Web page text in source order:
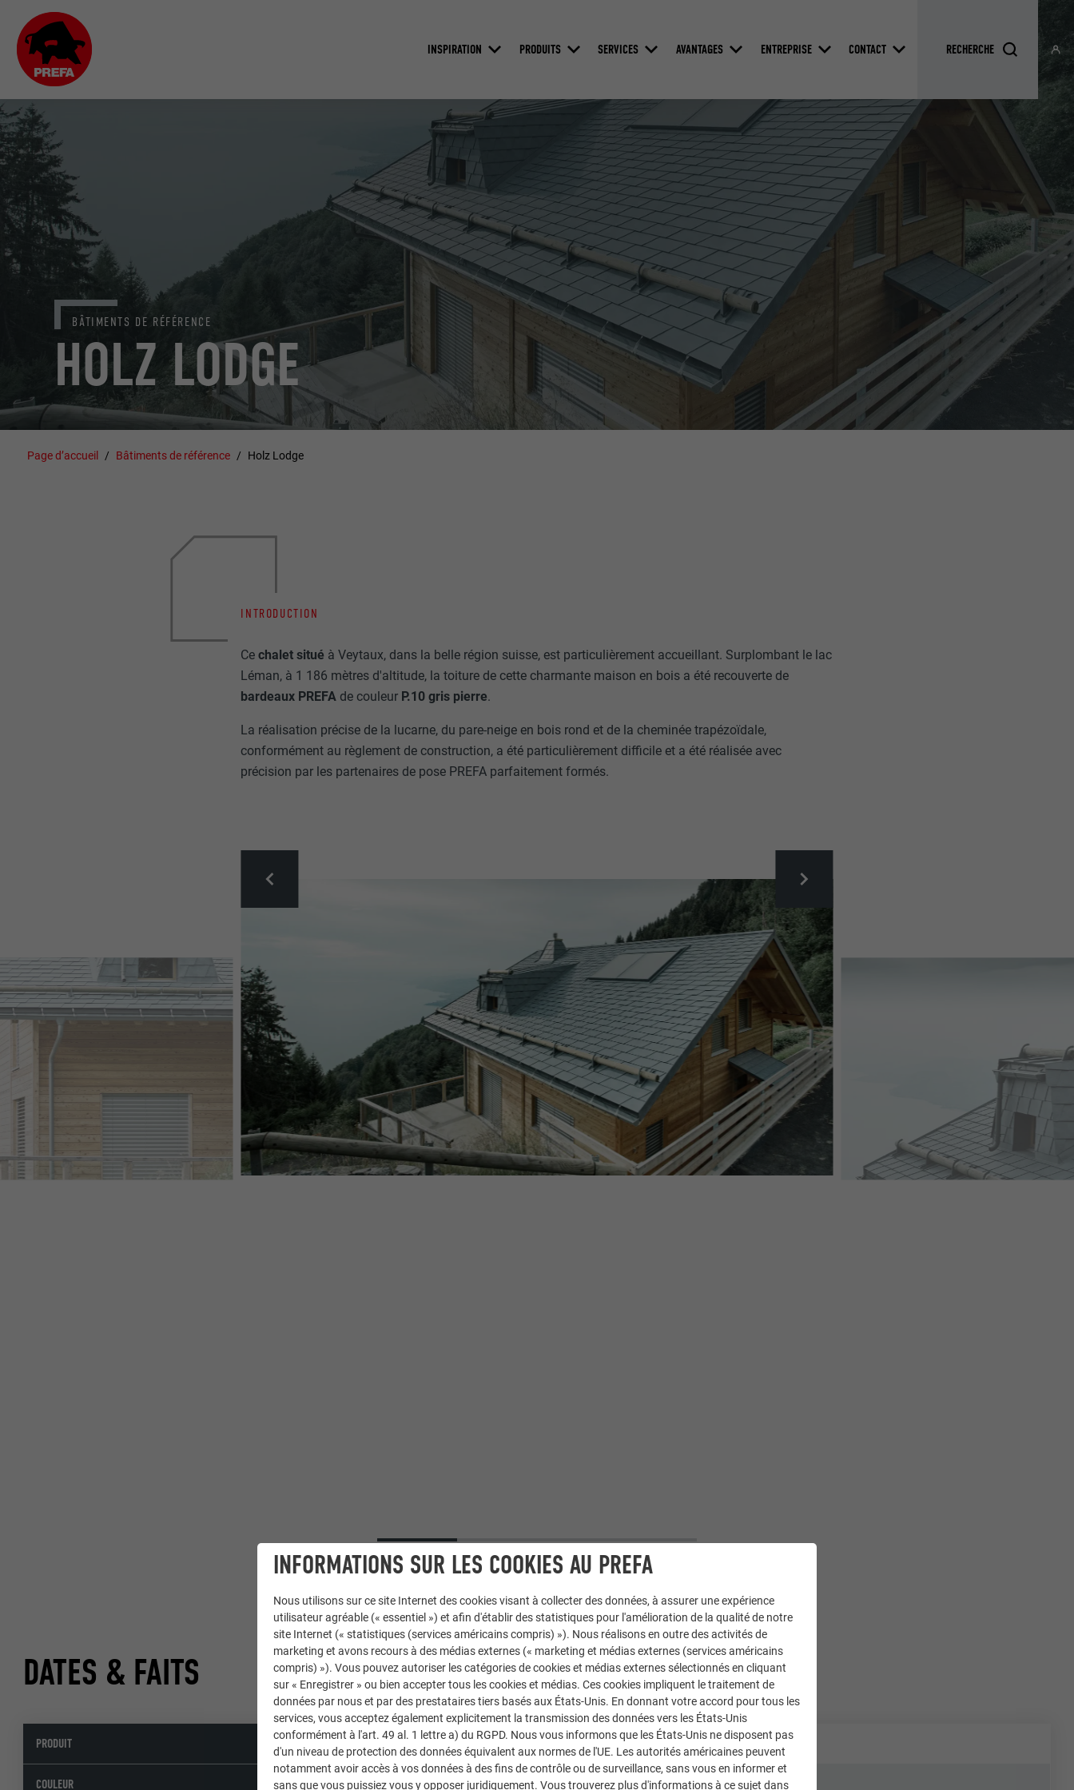
INSPIRATION PRODUITS SERVICES AVANTAGES ENTREPRISE CONTACT
HOLZ LODGE
BÂTIMENTS DE RÉFÉRENCE
Page d’accueil Bâtiments de référence Holz Lodge
INTRODUCTION
Cechalet situé à Veytaux, dans la belle région suisse, est particulièrement accueillant. Surplombant le lac
Léman, à 1 186 mètres d'altitude, la toiture de cette charmante maison en bois a été recouverte de
bardeaux PREFA de couleur P.10 gris pierre.
La réalisation précise de la lucarne, du pare-neige en bois rond et de la cheminée trapézoïdale,
conformément au règlement de construction, a été particulièrement difficile et a été réalisée avec
précision par les partenaires de pose PREFA parfaitement formés.
DATES & FAITS
PRODUIT Bardeau de toiture
COULEUR 43 P.10 gris pierre
INFORMATIONS SUR LES COOKIES AU PREFA
Nous utilisons sur ce site Internet des cookies visant à collecter des données, à assurer une expérience
utilisateur agréable (« essentiel ») et afin d'établir des statistiques pour l'amélioration de la qualité de notre
site Internet (« statistiques (services américains compris) »). Nous réalisons en outre des activités de
marketing et avons recours à des médias externes (« marketing et médias externes (services américains
compris) »). Vous pouvez autoriser les catégories de cookies et médias externes sélectionnés en cliquant
sur « Enregistrer » ou bien accepter tous les cookies et médias. Ces cookies impliquent le traitement de
données par nous et par des prestataires tiers basés aux États-Unis. En donnant votre accord pour tous les
services, vous acceptez également explicitement la transmission des données vers les États-Unis
conformément à l'art. 49 al. 1 lettre a) du RGPD. Nous vous informons que les États-Unis ne disposent pas
d'un niveau de protection des données équivalent aux normes de l'UE. Les autorités américaines peuvent
notamment avoir accès à vos données à des fins de contrôle ou de surveillance, sans vous en informer et
sans que vous puissiez vous y opposer juridiquement. Vous trouverez plus d'informations à ce sujet dans